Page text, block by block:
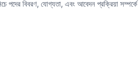
বিবরণ, যোগ্যতা, এবং আবেদন প্রক্রিয়া